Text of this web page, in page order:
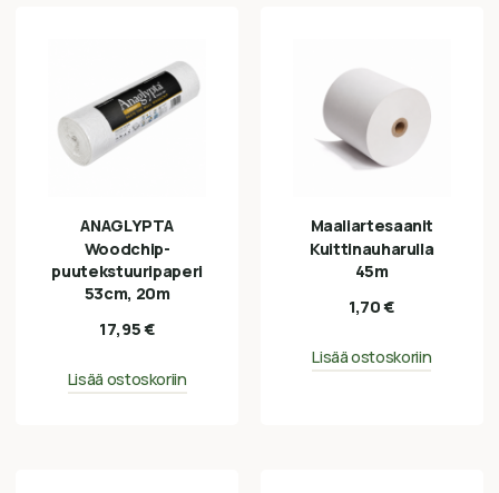
ANAGLYPTA
Woodchip-
puutekstuuripaperi
53cm, 20m
17,95€
Lisää ostoskoriin
Maaliartesaanit
Kuittinauharulla
45m
1,70€
Lisää ostoskoriin